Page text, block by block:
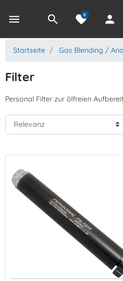
menu search favorite
0 person
Startseite Gas Blending /
Filter
Personal Filter zur ölfreien